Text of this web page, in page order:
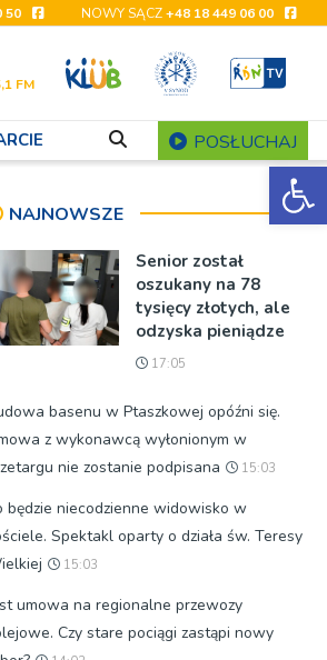
50 NOWY SĄCZ+48 18 449 06 00
FM
POSŁUCHAJ
NAJNOWSZE
Senior został
oszukany na 78
tysięcy złotych, ale
odzyska pieniądze
17:05
basenu w Ptaszkowej opóźni się.
z wykonawcą wyłonionym w
nie zostanie podpisana
15:03
będzie niecodzienne widowisko w
Spektakl oparty o działa św. Teresy
15:03
umowa na regionalne przewozy
Czy stare pociągi zastąpi nowy